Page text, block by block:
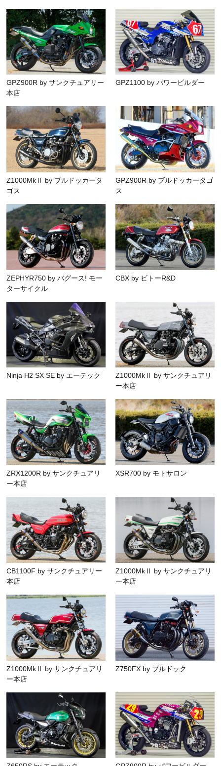
GPZ900R by サンクチュアリー
本店
GPZ1100 by パワービルダー
Z1000MkⅡ by ブルドッカータ
ゴス
GPZ900R by ブルドッカータゴ
ス
ZEPHYR750 by バグース! モー
ターサイクル
CBX by ビトーR&D
Ninja H2 SX SE by エーテック
Z1000MkⅡ by サンクチュアリ
ー本店
ZRX1200R by サンクチュアリ
ー本店
XSR700 by モトサロン
CB1100F by サンクチュアリー
本店
Z1000MkⅡ by サンクチュアリ
ー本店
Z1000MkⅡ by サンクチュアリ
ー本店
Z750FX by ブルドック